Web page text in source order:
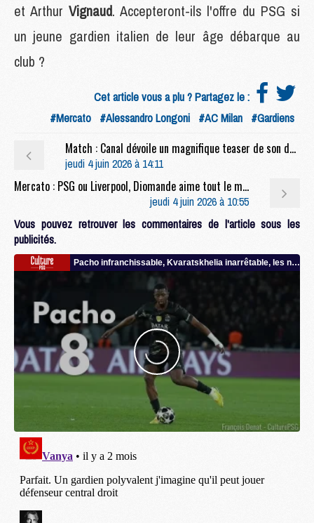
et Arthur Vignaud. Accepteront-ils l'offre du PSG si
un jeune gardien italien de leur âge débarque au
club ?
Cet article vous a plu ? Partagez le :
#Mercato #Alessandro Longoni #AC Milan #Gardiens
Match : Canal dévoile un magnifique teaser de son documentaire sur la finale PSG/Arsenal
jeudi 4 juin 2026 à 14:11
Mercato : PSG ou Liverpool, Diomande aime tout le monde
jeudi 4 juin 2026 à 10:55
Vous pouvez retrouver les commentaires de l'article sous les
publicités.